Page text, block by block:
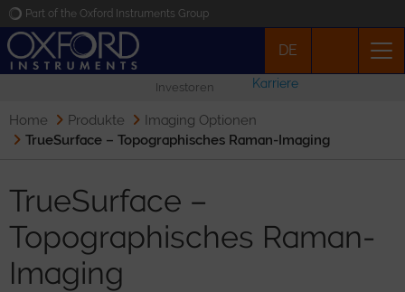
Part of the Oxford Instruments Group
DE
Investoren Karriere
Home Produkte
Imaging Optionen
TrueSurface – Topographisches Raman-Imaging
TrueSurface –
Topographisches Raman-
Imaging